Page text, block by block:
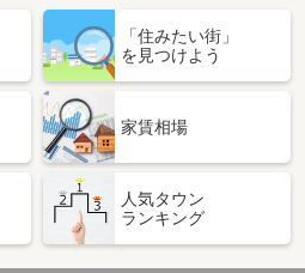
「住みたい街」
を見つけよう
家賃相場
人気タウン
ランキング